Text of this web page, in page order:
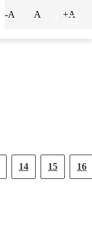
14 15 16
-A A +A